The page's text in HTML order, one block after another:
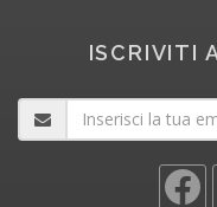
ISCRIVITI